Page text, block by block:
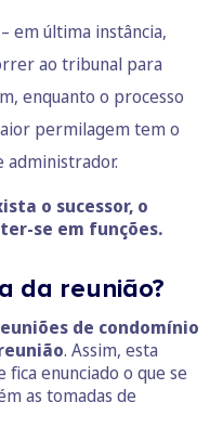
– em última instância,
ao tribunal para
enquanto o processo
permilagem tem o
administrador.
o sucessor, o
se em funções.
da reunião?
de condomínio
. Assim, esta
enunciado o que se
as tomadas de